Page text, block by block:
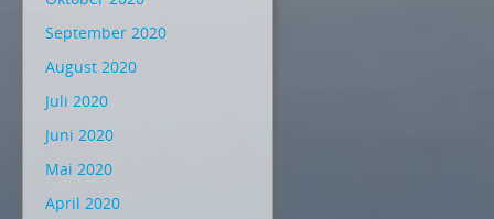
September 2020
August 2020
Juli 2020
Juni 2020
Mai 2020
April 2020